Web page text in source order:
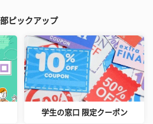
ピックアップ
学生の窓口 限定クーポン